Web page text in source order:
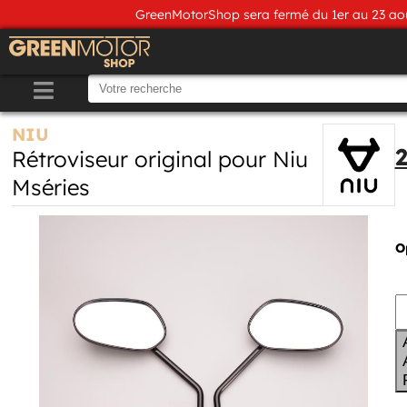
GreenMotorShop sera fermé du 1er au 23
NIU
Rétroviseur original pour Niu
Mséries